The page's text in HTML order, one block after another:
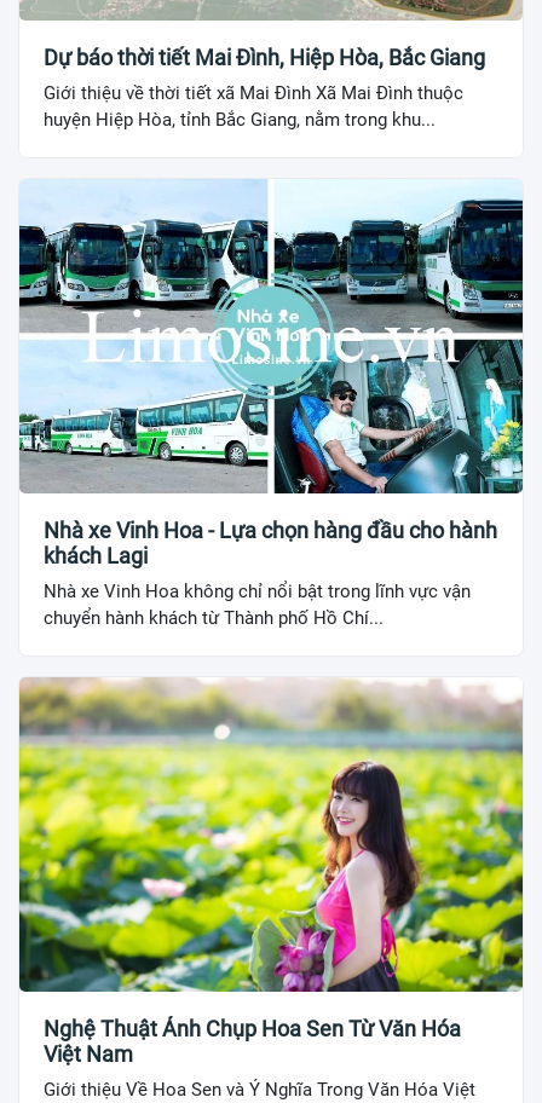
Dự báo thời tiết Mai Đình, Hiệp Hòa, Bắc Giang
Giới thiệu về thời tiết xã Mai Đình Xã Mai Đình thuộc
huyện Hiệp Hòa, tỉnh Bắc Giang, nằm trong khu...
Nhà xe Vinh Hoa - Lựa chọn hàng đầu cho hành
khách Lagi
Nhà xe Vinh Hoa không chỉ nổi bật trong lĩnh vực vận
chuyển hành khách từ Thành phố Hồ Chí...
Nghệ Thuật Ảnh Chụp Hoa Sen Từ Văn Hóa
Việt Nam
Giới thiệu Về Hoa Sen và Ý Nghĩa Trong Văn Hóa Việt